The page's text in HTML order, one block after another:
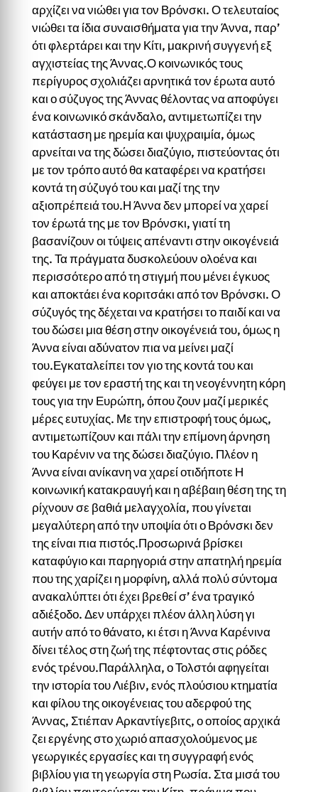
αρχίζει να νιώθει για τον Βρόνσκι. Ο τελευταίος
νιώθει τα ίδια συναισθήματα για την Άννα, παρ’
ότι φλερτάρει και την Κίτι, μακρινή συγγενή εξ
αγχιστείας της Άννας.Ο κοινωνικός τους
περίγυρος σχολιάζει αρνητικά τον έρωτα αυτό
και ο σύζυγος της Άννας θέλοντας να αποφύγει
ένα κοινωνικό σκάνδαλο, αντιμετωπίζει την
κατάσταση με ηρεμία και ψυχραιμία, όμως
αρνείται να της δώσει διαζύγιο, πιστεύοντας ότι
με τον τρόπο αυτό θα καταφέρει να κρατήσει
κοντά τη σύζυγό του και μαζί της την
αξιοπρέπειά του.Η Άννα δεν μπορεί να χαρεί
τον έρωτά της με τον Βρόνσκι, γιατί τη
βασανίζουν οι τύψεις απέναντι στην οικογένειά
της. Τα πράγματα δυσκολεύουν ολοένα και
περισσότερο από τη στιγμή που μένει έγκυος
και αποκτάει ένα κοριτσάκι από τον Βρόνσκι. Ο
σύζυγός της δέχεται να κρατήσει το παιδί και να
του δώσει μια θέση στην οικογένειά του, όμως η
Άννα είναι αδύνατον πια να μείνει μαζί
του.Εγκαταλείπει τον γιο της κοντά του και
φεύγει με τον εραστή της και τη νεογέννητη κόρη
τους για την Ευρώπη, όπου ζουν μαζί μερικές
μέρες ευτυχίας. Με την επιστροφή τους όμως,
αντιμετωπίζουν και πάλι την επίμονη άρνηση
του Καρένιν να της δώσει διαζύγιο. Πλέον η
Άννα είναι ανίκανη να χαρεί οτιδήποτε Η
κοινωνική κατακραυγή και η αβέβαιη θέση της τη
ρίχνουν σε βαθιά μελαγχολία, που γίνεται
μεγαλύτερη από την υποψία ότι ο Βρόνσκι δεν
της είναι πια πιστός.Προσωρινά βρίσκει
καταφύγιο και παρηγοριά στην απατηλή ηρεμία
που της χαρίζει η μορφίνη, αλλά πολύ σύντομα
ανακαλύπτει ότι έχει βρεθεί σ’ ένα τραγικό
αδιέξοδο. Δεν υπάρχει πλέον άλλη λύση γι
αυτήν από το θάνατο, κι έτσι η Άννα Καρένινα
δίνει τέλος στη ζωή της πέφτοντας στις ρόδες
ενός τρένου.Παράλληλα, ο Τολστόι αφηγείται
την ιστορία του Λιέβιν, ενός πλούσιου κτηματία
και φίλου της οικογένειας του αδερφού της
Άννας, Στιέπαν Αρκαντίγεβιτς, ο οποίος αρχικά
ζει εργένης στο χωριό απασχολούμενος με
γεωργικές εργασίες και τη συγγραφή ενός
βιβλίου για τη γεωργία στη Ρωσία. Στα μισά του